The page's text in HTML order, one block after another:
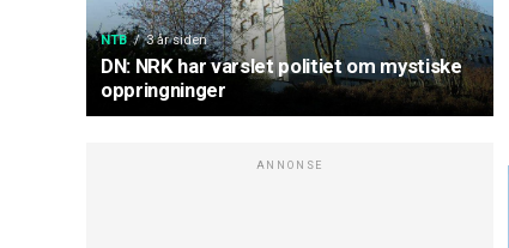
NTB 3 år siden
DN: NRK har varslet politiet om mystiske
oppringninger
ANNONSE